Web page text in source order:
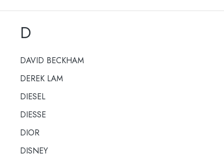
D
DAVID BECKHAM
DEREK LAM
DIESEL
DIESSE
DIOR
DISNEY